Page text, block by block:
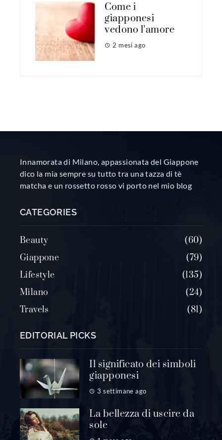
Come i
giapponesi
vedono l’amore
2 mesi ago
Innamorata di Milano, appassionata del Giappone
dico la mia sempre su tutto tra una tazza di tè
matcha e un rossetto rosso vi porto nel mio blog
CATEGORIES
Beauty
60
Giappone
79
Lifestyle
135
Milano
24
Travels
81
EDITORIAL PICKS
Il significato dei simboli
giapponesi
3 settimane ago
La bellezza di uscire da
sole